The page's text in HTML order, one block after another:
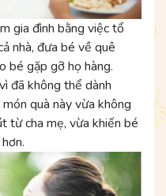
gia đình bằng việc tổ
nhà, đưa bé về quê
bé gặp gỡ họ hàng.
đã không thể dành
quà này vừa không
từ cha mẹ, vừa khiến bé